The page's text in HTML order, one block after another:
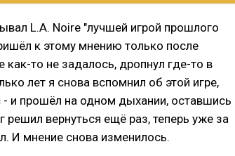
L.A. Noire "лучшей игрой прошлого
к этому мнению только после
то не задалось, дропнул где-то в
лет я снова вспомнил об этой игре,
и прошёл на одном дыхании, оставшись
решил вернуться ещё раз, теперь уже за
И мнение снова изменилось.